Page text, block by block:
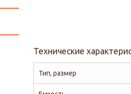
Технические
Тип, размер